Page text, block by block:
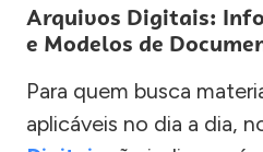
Arquivos Digitais:
e Modelos de
Para quem busca
aplicáveis no dia a dia,